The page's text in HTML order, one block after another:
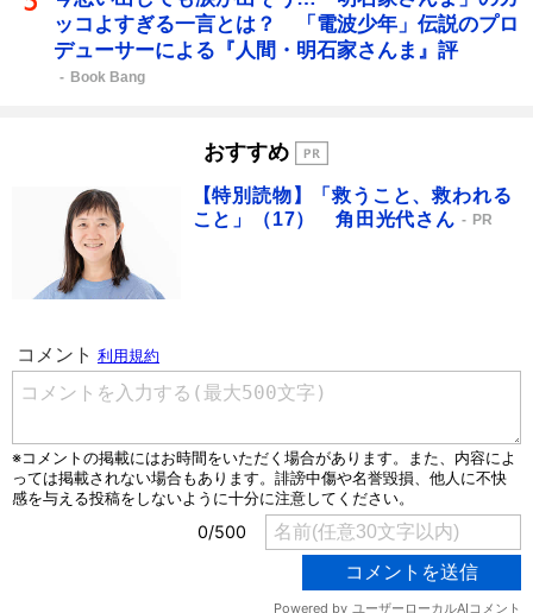
ッコよすぎる一言とは？ 「電波少年」伝説のプロ
デューサーによる『人間・明石家さんま』評
Book Bang
おすすめ
【特別読物】「救うこと、救われる
こと」（17） 角田光代さん
PR